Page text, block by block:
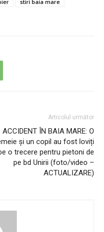
stiri baia mare
Articolul următor
ACCIDENT ÎN BAIA MARE: O
și un copil au fost loviți
o trecere pentru pietoni de
pe bd Unirii (foto/video –
ACTUALIZARE)